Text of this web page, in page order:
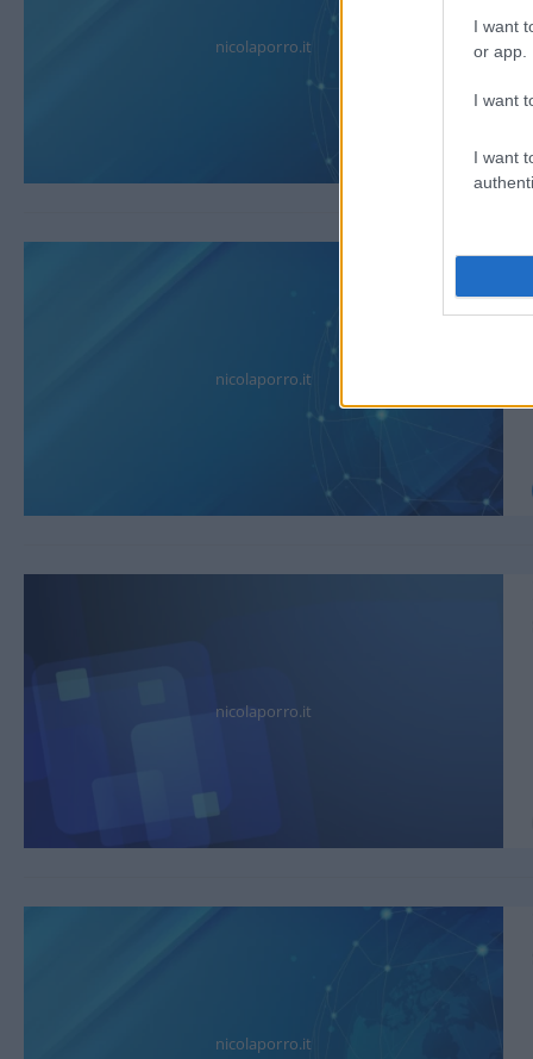
I want
or app.
I want
I want
nicolaporro.it
nicolaporro.it
nicolaporro.it
nicolaporro.it